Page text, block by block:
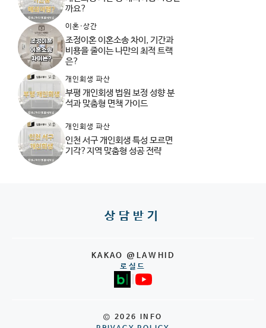
까요?
이혼·상간
조정이혼 이혼소송 차이, 기간과
비용을 줄이는 나만의 최적 트랙
은?
개인회생 파산
부평 개인회생 법원 보정 성향 분
석과 맞춤형 면책 가이드
개인회생 파산
인천 서구 개인회생 특성 모르면
기각?지역 맞춤형 성공 전략
상담받기
KAKAO @LAWHID
로실드
© 2026 INFO